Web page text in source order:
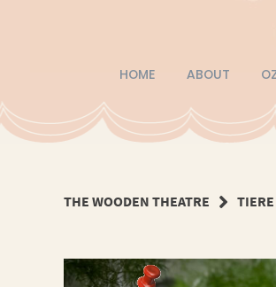
HOME ABOUT
THE WOODEN THEATRE TIERE